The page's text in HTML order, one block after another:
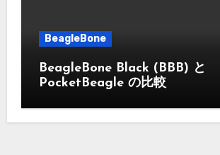
BeagleBone
BeagleBone Black (BBB) と
PocketBeagle の比較